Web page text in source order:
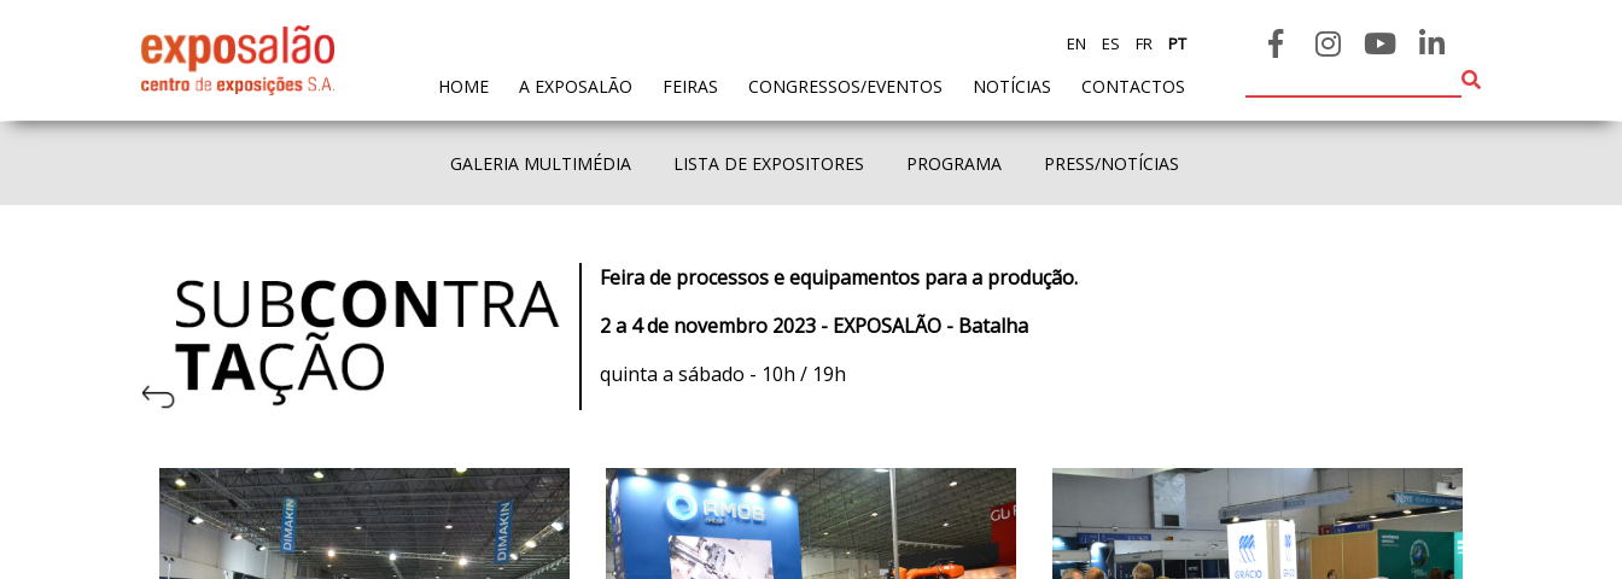
HOME(CURRENT)
A EXPOSALÃO FEIRAS CONGRESSOS/EVENTOS NOTÍCIAS CONTACTOS
EN ES FR PT
GALERIA MULTIMÉDIA LISTA DE EXPOSITORES PROGRAMA PRESS/NOTÍCIAS
Feira de processos e equipamentos para a produção.
2 a 4 de novembro 2023 - EXPOSALÃO - Batalha
quinta a sábado - 10h / 19h